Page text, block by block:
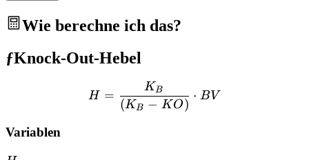
Wie berechne ich das?
ƒKnock-Out-Hebel
H = \frac{K_B}{(K_B -
H =
(KB − K O)
KB ⋅ BV
Variablen